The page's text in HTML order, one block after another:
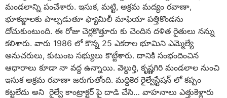
మండలాన్ని పంచేశారు. ఇసుక, మట్టి, అక్రమ మద్యం రవాణా,
భూకబ్జాలకు పాల్పడుతూ ఫ్యామిలీ మాఫియా పత్తికొండను
దోచుకుంటుంది. ఈ రోజు చెర్లకొత్తూరు కు చెందిన దళిత రైతులు నన్ను
కలిశారు. వారు 1986 లో కొన్న 25 ఎకరాల భూమిని ఎమ్మెల్యే
అనుచరులు, కుటుంబ సభ్యులు కొట్టేశారు. దానికి సంభందించిన
ఆధారాలు కూడా నా వద్ద ఉన్నాయి. వెల్దుర్తి, కృష్ణగిరి మండలాల నుంచి
ఇసుక అక్రమ రవాణా జరుగుతోంది. మద్దికెర రైల్వేస్టేషన్ లో కప్పం
కట్టలేదు అని రైల్వే కాంట్రాక్టర్ పై దాడి చేసి… వాహనాలు ఎత్తుకెళ్లారు